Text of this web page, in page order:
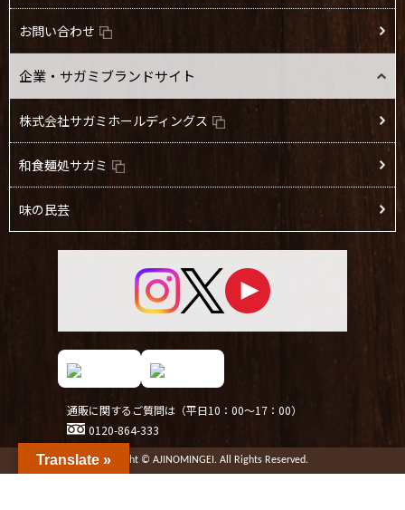
お問い合わせ
企業・サガミブランドサイト
株式会社サガミホールディングス
和食麺処サガミ
味の民芸
通販に関するご質問は（平日10：00～17：00）
0120-864-333
Copyright © AJINOMINGEI. All Rights Reserved.
Translate »